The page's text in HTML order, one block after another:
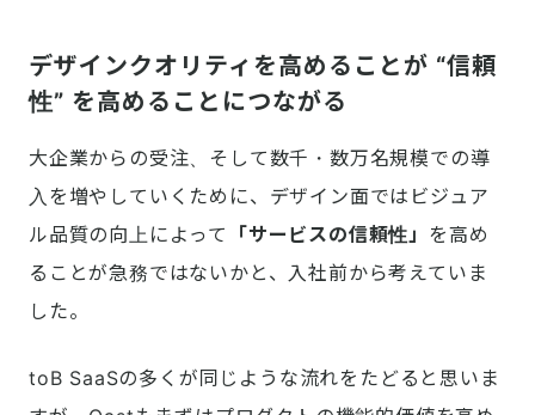
デザインクオリティを高めることが “信頼
性” を高めることにつながる
大企業からの受注、そして数千・数万名規模での導
入を増やしていくために、デザイン面ではビジュア
ル品質の向上によって
「サービスの信頼性」 を高め
ることが急務ではないかと、入社前から考えていま
した。
toB SaaSの多くが同じような流れをたどると思いま